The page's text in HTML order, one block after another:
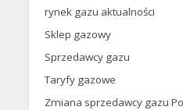
rynek gazu aktualności
Sklep gazowy
Sprzedawcy gazu
Taryfy gazowe
Zmiana sprzedawcy gazu